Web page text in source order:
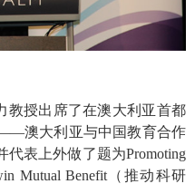
教授出席了在澳大利亚首都
澳大利亚与中国教育合作
代表上外做了题为Promoting
Mutual Benefit（推动科研